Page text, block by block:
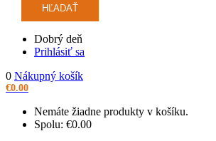
HĽADAŤ
Dobrý deň
Prihlásiť sa
0 Nákupný košík
€0.00
Nemáte žiadne produkty v košíku.
Spolu: €0.00